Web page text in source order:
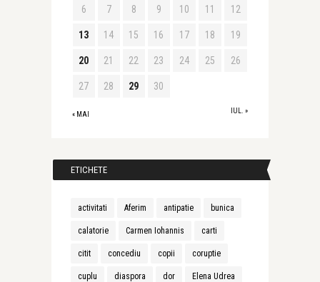
« MAI IUL. »
6 7 8 9 10 11 12
13 14 15 16 17 18 19
20 21 22 23 24 25 26
27 28 29 30
ETICHETE
activitati Aferim antipatie bunica
calatorie Carmen Iohannis carti
citit concediu copii coruptie
cuplu diaspora dor Elena Udrea